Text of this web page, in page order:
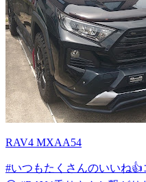
RAV4 MXAA54
#いつもたくさんのいいね